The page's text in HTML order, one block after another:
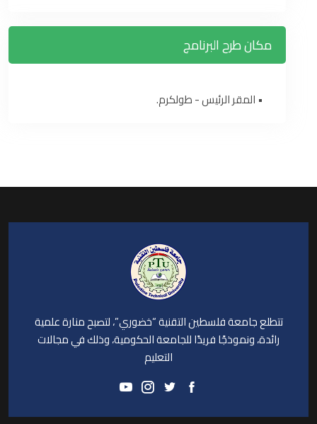
مكان طرح البرنامج
• المقر الرئيس - طولكرم.
تتطلع جامعة فلسطين التقنية “خضوري”، لتصبح منارة علمية
رائدة، ونموذجًا فريدًا للجامعة الحكومية، وذلك في مجالات
التعليم